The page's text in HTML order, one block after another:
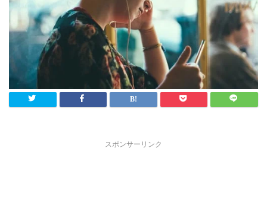
スポンサーリンク